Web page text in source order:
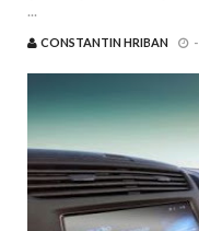
...
CONSTANTIN HRIBAN -